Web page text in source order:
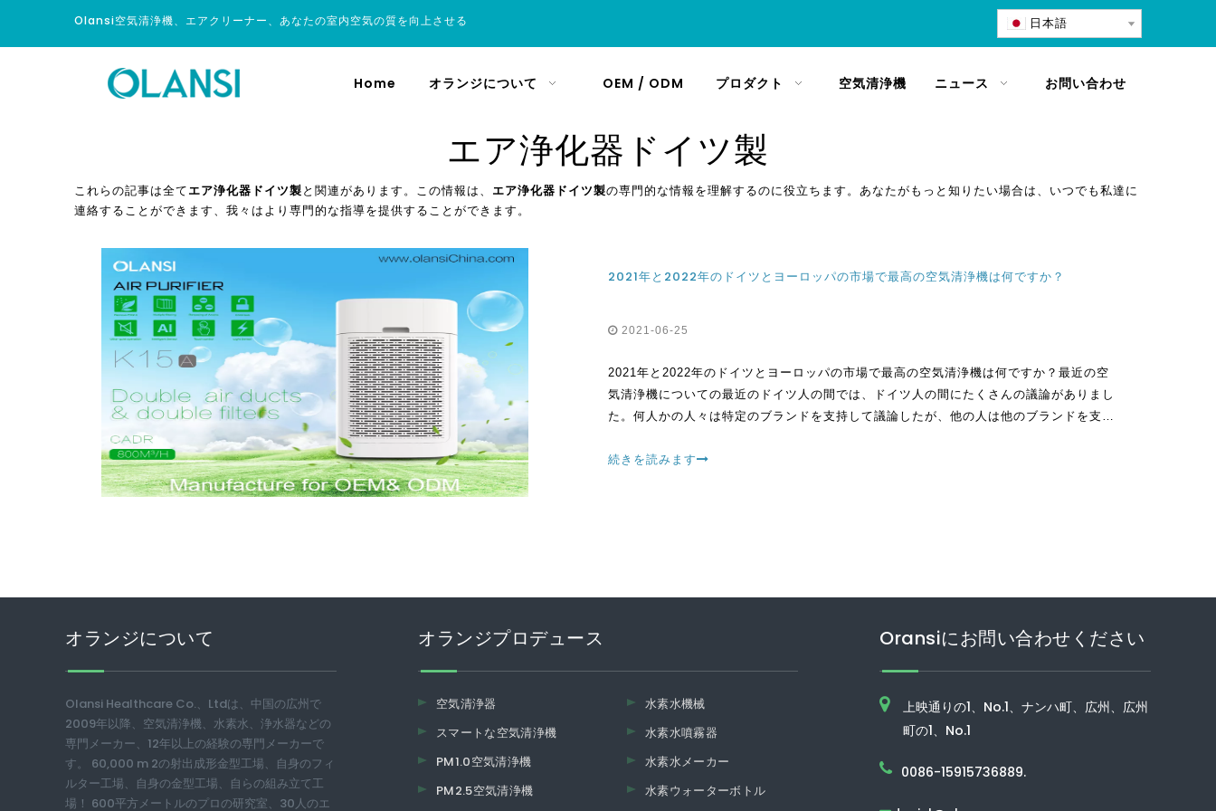
Olansi空気清浄機、エアクリーナー、あなたの室内空気の質を向上させる 日本語
Home オランジについて OEM / ODM プロダクト 空気清浄機 ニュース お問い合わせ
エア浄化器ドイツ製
これらの記事は全てエア浄化器ドイツ製と関連があります。この情報は、 エア浄化器ドイツ製の専門的な情報を理解するのに役立ちます。あなたがもっと知りたい場合は、いつでも私達に
連絡することができます、我々はより専門的な指導を提供することができます。
2021年と2022年のドイツとヨーロッパの市場で最高の空気清浄機は何ですか？
2021-06-25
2021年と2022年のドイツとヨーロッパの市場で最高の空気清浄機は何ですか？最近の空
気清浄機についての最近のドイツ人の間では、ドイツ人の間にたくさんの議論がありまし
た。何人かの人々は特定のブランドを支持して議論したが、他の人は他のブランドを支持
続きを読みます
オランジについて
Olansi Healthcare Co.、Ltdは、中国の広州で
2009年以降、空気清浄機、水素水、浄水器などの
専門メーカー、12年以上の経験の専門メーカーで
す。 60,000 m 2の射出成形金型工場、自身のフィ
ルター工場、自身の金型工場、自らの組み立て工
場！ 600平方メートルのプロの研究室、30人のエ
オランジプロデュース
空気清浄器
スマートな空気清浄機
PM1.0空気清浄機
PM2.5空気清浄機
水素水機械
水素水噴霧器
水素水メーカー
水素ウォーターボトル
Oransiにお問い合わせください
上映通りの1、No.1、ナンハ町、広州、広州
町の1、No.1
0086-15915736889.